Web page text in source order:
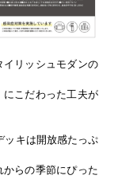
リッシュモダンの
こだわった工夫が
ッキは開放感たっぷ
らの季節にぴった